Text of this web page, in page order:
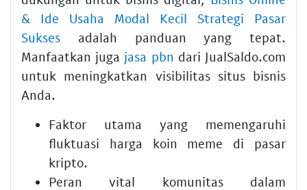
& Ide Usaha Modal Kecil Strategi Pasar
Sukses adalah panduan yang tepat.
Manfaatkan juga jasa pbn dari JualSaldo.com
untuk meningkatkan visibilitas situs bisnis
Anda.
Faktor utama yang memengaruhi
fluktuasi harga koin meme di pasar
kripto.
Peran vital komunitas dalam